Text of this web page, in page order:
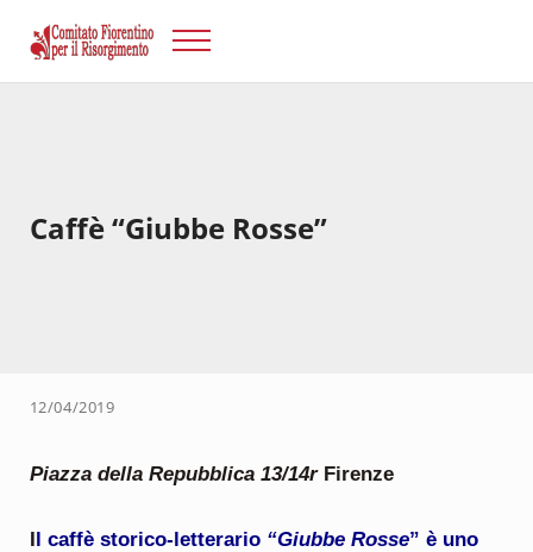
Risorgimento Firenze
Menu
Caffè “Giubbe Rosse”
12/04/2019
Piazza della Repubblica 13/14rFirenze
Il caffè storico-letterario “Giubbe Rosse” è uno